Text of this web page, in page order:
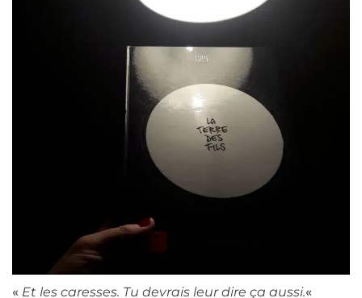
« Et les caresses. Tu devrais leur dire ça aussi.«